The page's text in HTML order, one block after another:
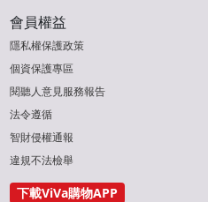
會員權益
隱私權保護政策
個資保護專區
閱聽人意見服務報告
法令遵循
智財侵權通報
違規不法檢舉
下載ViVa購物APP